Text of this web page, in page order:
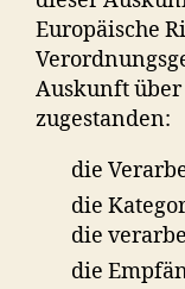
Europäische
Auskunft
zugestanden:
die
die
die
die